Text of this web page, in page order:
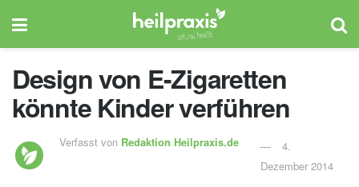
Design von E-Zigaretten
könnte Kinder verführen
Verfasst von Redaktion Heilpraxis.de
4.
Dezember 2014